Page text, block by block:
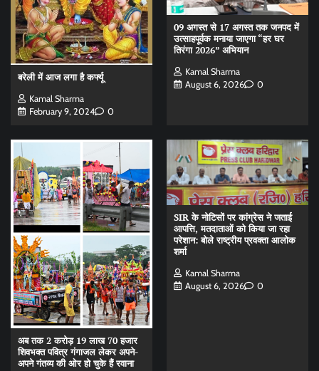
बरेली में आज लगा है कर्फ्यू
Kamal Sharma
February 9, 2024
0
09 अगस्त से 17 अगस्त तक जनपद में
उत्साहपूर्वक मनाया जाएगा “हर घर
तिरंगा 2026” अभियान
Kamal Sharma
August 6, 2026
0
अब तक 2 करोड़ 19 लाख 70 हजार
शिवभक्त पवित्र गंगाजल लेकर अपने-
अपने गंतव्य की ओर हो चुके हैं रवाना
SIR के नोटिसों पर कांग्रेस ने जताई
आपत्ति, मतदाताओं को किया जा रहा
परेशान: बोले राष्ट्रीय प्रवक्ता आलोक
शर्मा
Kamal Sharma
August 6, 2026
0